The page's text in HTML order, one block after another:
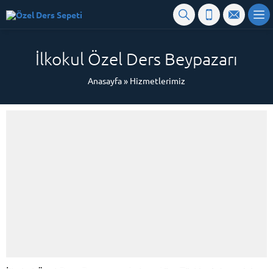
İlkokul Özel Ders Beypazarı
Anasayfa» Hizmetlerimiz